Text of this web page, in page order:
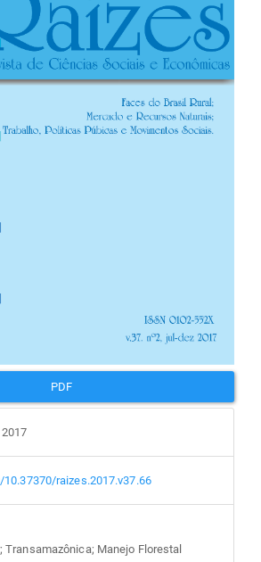
PDF
raizes.2017.v37.66
Manejo Florestal